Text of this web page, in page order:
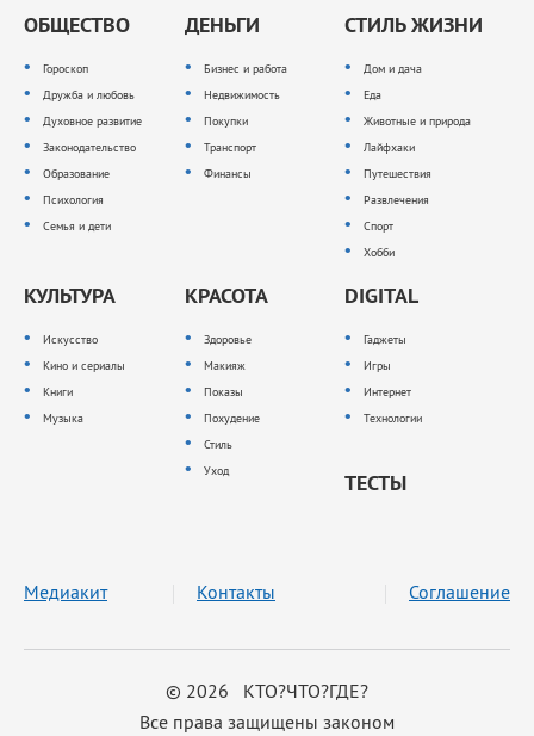
ОБЩЕСТВО
Гороскоп
Дружба и любовь
Духовное развитие
Законодательство
Образование
Психология
Семья и дети
ДЕНЬГИ
Бизнес и работа
Недвижимость
Покупки
Транспорт
Финансы
СТИЛЬ ЖИЗНИ
Дом и дача
Еда
Животные и природа
Лайфхаки
Путешествия
Развлечения
Спорт
Хобби
КУЛЬТУРА
Искусство
Кино и сериалы
Книги
Музыка
КРАСОТА
Здоровье
Макияж
Показы
Похудение
Стиль
Уход
DIGITAL
Гаджеты
Игры
Интернет
Технологии
ТЕСТЫ
© 2026 КТО?ЧТО?ГДЕ?
Все права защищены законом
Медиакит Контакты Соглашение